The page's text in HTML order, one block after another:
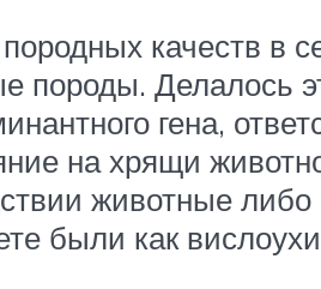
качеств в
породы. Делалось
гена,
на хрящи
животные
были как